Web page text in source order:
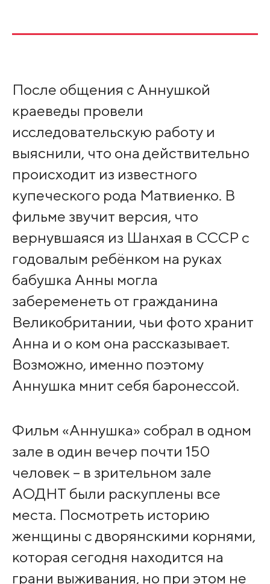
После общения с Аннушкой
краеведы провели
исследовательскую работу и
выяснили, что она действительно
происходит из известного
купеческого рода Матвиенко. В
фильме звучит версия, что
вернувшаяся из Шанхая в СССР с
годовалым ребёнком на руках
бабушка Анны могла
забеременеть от гражданина
Великобритании, чьи фото хранит
Анна и о ком она рассказывает.
Возможно, именно поэтому
Аннушка мнит себя баронессой.
Фильм «Аннушка» собрал в одном
зале в один вечер почти 150
человек – в зрительном зале
АОДНТ были раскуплены все
места. Посмотреть историю
женщины с дворянскими корнями,
которая сегодня находится на
грани выживания, но при этом не